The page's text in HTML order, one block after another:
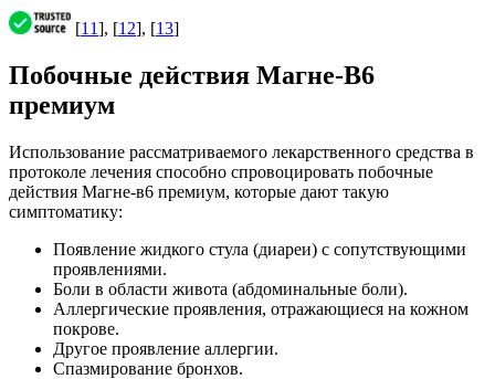
[11], [12], [13]
Побочные действия Магне-В6
премиум
Использование рассматриваемого лекарственного средства в
протоколе лечения способно спровоцировать побочные
действия Магне-в6 премиум, которые дают такую
симптоматику:
Появление жидкого стула (диареи) с сопутствующими
проявлениями.
Боли в области живота (абдоминальные боли).
Аллергические проявления, отражающиеся на кожном
покрове.
Другое проявление аллергии.
Спазмирование бронхов.